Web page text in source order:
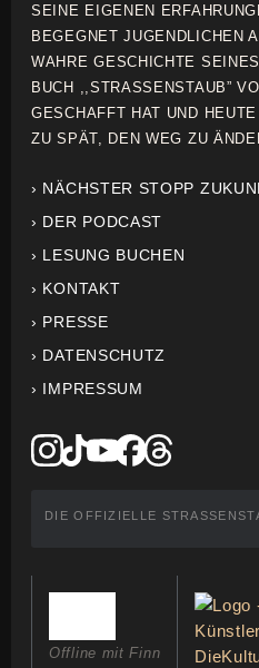
SEINE EIGENEN
BEGEGNET JUGENDLICHEN
WAHRE GESCHICHTE
BUCH ,,STRASSENSTAUB”
GESCHAFFT HAT UND
ZU SPÄT, DEN WEG ZU
› NÄCHSTER STOPP
› DER PODCAST
› LESUNG BUCHEN
› KONTAKT
› PRESSE
› DATENSCHUTZ
› IMPRESSUM
DIE OFFIZIELLE
Offline mit Finn